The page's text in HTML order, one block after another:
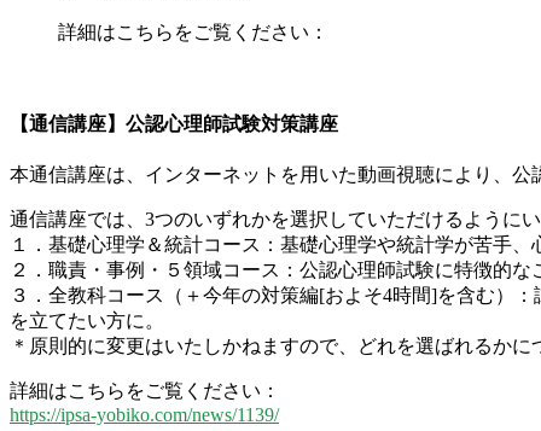
詳細はこちらをご覧ください：
【通信講座】公認心理師試験対策講座
本通信講座は、インターネットを用いた動画視聴により、
通信講座では、3つのいずれかを選択していただけるように
１．基礎心理学＆統計コース：基礎心理学や統計学が苦手、
２．職責・事例・５領域コース：公認心理師試験に特徴的
３．全教科コース（＋今年の対策編[およそ4時間]を含む）
を立てたい方に。
＊原則的に変更はいたしかねますので、どれを選ばれるか
詳細はこちらをご覧ください：
https://ipsa-yobiko.com/news/1139/